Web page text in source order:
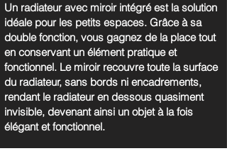
Un radiateur avec miroir intégré est la solution
idéale pour les petits espaces. Grâce à sa
double fonction, vous gagnez de la place tout
en conservant un élément pratique et
fonctionnel. Le miroir recouvre toute la surface
du radiateur, sans bords ni encadrements,
rendant le radiateur en dessous quasiment
invisible, devenant ainsi un objet à la fois
élégant et fonctionnel.